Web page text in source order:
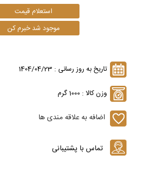
تاریخ به روز رسانی : 1404/04/23
وزن کالا : 1000 گرم
اضافه به علاقه مندی ها